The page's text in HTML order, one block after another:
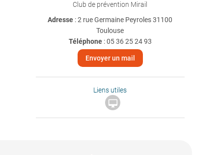
Club de prévention Mirail
Adresse : 2 rue Germaine Peyroles 31100
Toulouse
Téléphone:05 36 25 24 93
Envoyer un mail
Liens utiles
